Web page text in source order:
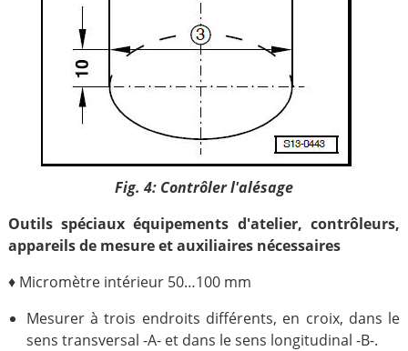
Fig. 4: Contrôler l'alésage
Outils spéciaux équipements d'atelier, contrôleurs,
appareils de mesure et auxiliaires nécessaires
♦ Micromètre intérieur 50…100 mm
Mesurer à trois endroits différents, en croix, dans le
sens transversal -A- et dans le sens longitudinal -B-.